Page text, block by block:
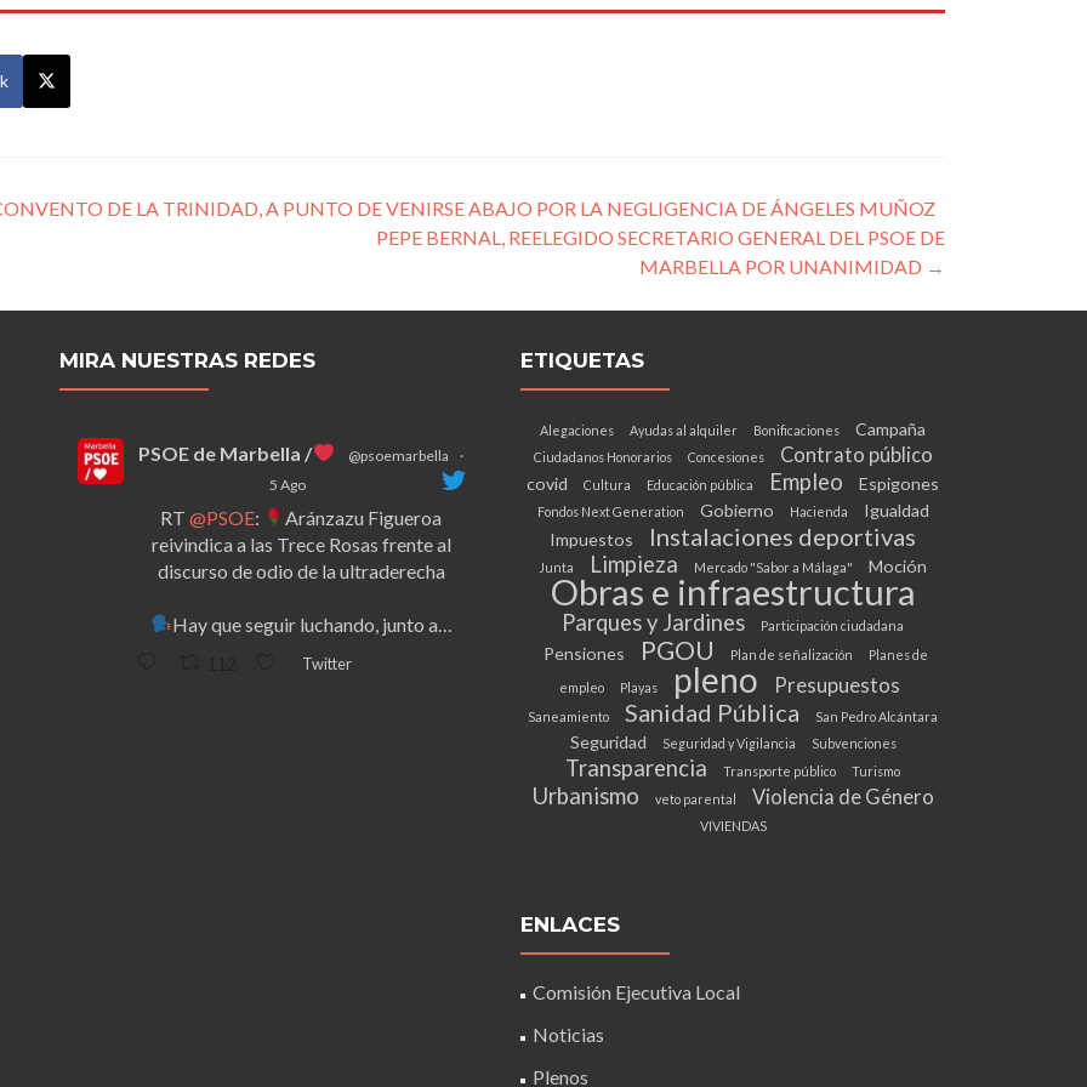
DE LA TRINIDAD, A PUNTO DE VENIRSE ABAJO POR LA NEGLIGENCIA DE ÁNGELES MUÑOZ
PEPE BERNAL, REELEGIDO SECRETARIO GENERAL DEL PSOE DE
MARBELLA POR UNANIMIDAD →
MIRA NUESTRAS REDES
PSOE de Marbella / @psoemarbella
·
5 Ago
RT @PSOE:
Aránzazu Figueroa
reivindica a las Trece Rosas frente al
discurso de odio de la ultraderecha
Hay que seguir luchando, junto a…
Twitter
ETIQUETAS
Alegaciones Ayudas al alquiler Bonificaciones Campaña
Ciudadanos Honorarios Concesiones Contrato público
covid Cultura Educación pública Empleo Espigones
Fondos Next Generation Gobierno Hacienda
Igualdad
Impuestos
Instalaciones deportivas
Junta Limpieza Mercado "Sabor a Málaga" Moción
Obras e infraestructura
Parques y Jardines Participación ciudadana
Pensiones PGOU Plan de señalización Planes de
empleo Playas pleno Presupuestos
Saneamiento Sanidad Pública San Pedro Alcántara
Seguridad Seguridad y Vigilancia Subvenciones
Transparencia Transporte público Turismo
Urbanismo veto parental Violencia de Género
VIVIENDAS
ENLACES
Comisión Ejecutiva Local
Noticias
Plenos